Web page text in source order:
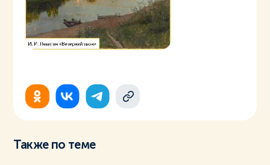
Также по теме